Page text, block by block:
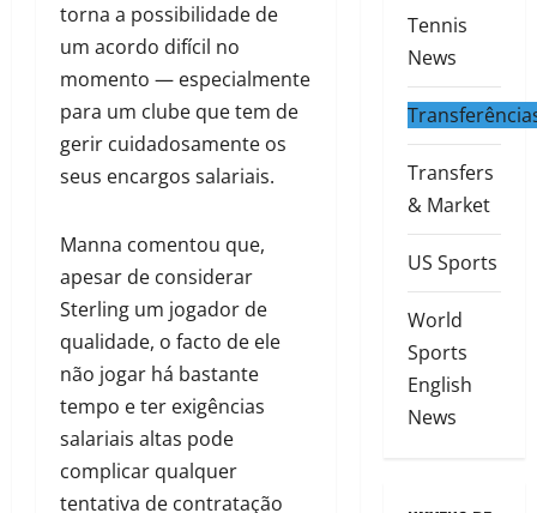
torna a possibilidade de
um acordo difícil no
momento — especialmente
para um clube que tem de
gerir cuidadosamente os
seus encargos salariais.
Manna comentou que,
apesar de considerar
Sterling um jogador de
qualidade, o facto de ele
não jogar há bastante
tempo e ter exigências
salariais altas pode
complicar qualquer
tentativa de contratação
Tennis
News
Transfers
& Market
US Sports
World
Sports
English
News